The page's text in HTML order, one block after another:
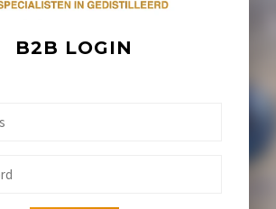
B2B LOGIN